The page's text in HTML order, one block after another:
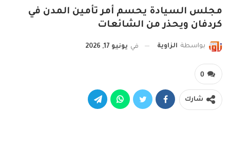
مجلس السيادة يحسم أمر تأمين المدن في
كردفان ويحذر من الشائعات
بواسطة الزاوية في يونيو 17, 2026
0
شارك